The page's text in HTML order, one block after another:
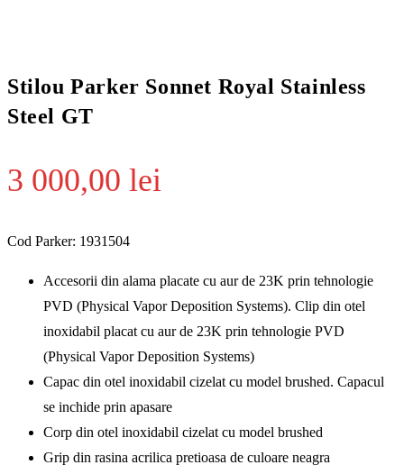
Stilou Parker Sonnet Royal Stainless
Steel GT
3 000,00 lei
Cod Parker: 1931504
Accesorii din alama placate cu aur de 23K prin tehnologie
PVD (Physical Vapor Deposition Systems). Clip din otel
inoxidabil placat cu aur de 23K prin tehnologie PVD
(Physical Vapor Deposition Systems)
Capac din otel inoxidabil cizelat cu model brushed. Capacul
se inchide prin apasare
Corp din otel inoxidabil cizelat cu model brushed
Grip din rasina acrilica pretioasa de culoare neagra